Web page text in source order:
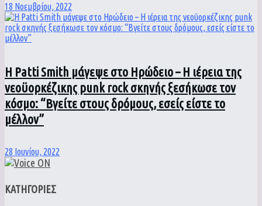
18 Νοεμβρίου, 2022
Η Patti Smith μάγεψε στο Ηρώδειο – Η ιέρεια της
νεοϋορκέζικης punk rock σκηνής ξεσήκωσε τον
κόσμο: “Βγείτε στους δρόμους, εσείς είστε το
μέλλον”
28 Ιουνίου, 2022
ΚΑΤΗΓΟΡΙΕΣ